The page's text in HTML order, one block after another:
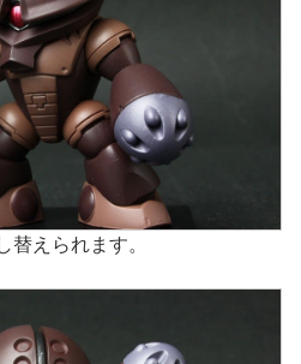
えられます。